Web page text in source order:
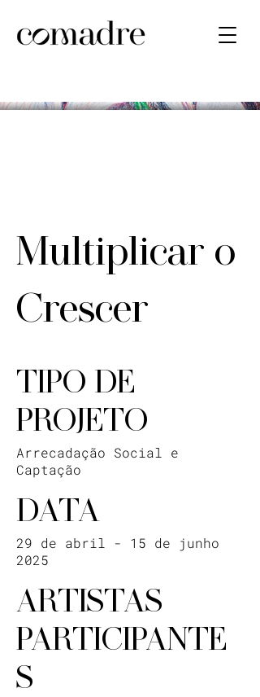
Multiplicar o
Crescer
TIPO DE
PROJETO
Arrecadação Social e
Captação
DATA
29 de abril - 15 de junho
2025
ARTISTAS
PARTICIPANTE
S